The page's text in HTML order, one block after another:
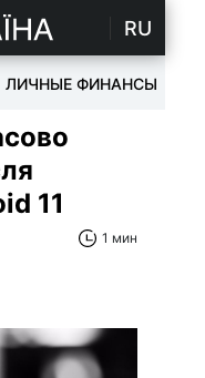
RU
ЛИЧНЫЕ ФИНАНСЫ
11
1 мин